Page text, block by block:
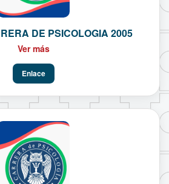
DE PSICOLOGIA 2005
Ver más
Enlace